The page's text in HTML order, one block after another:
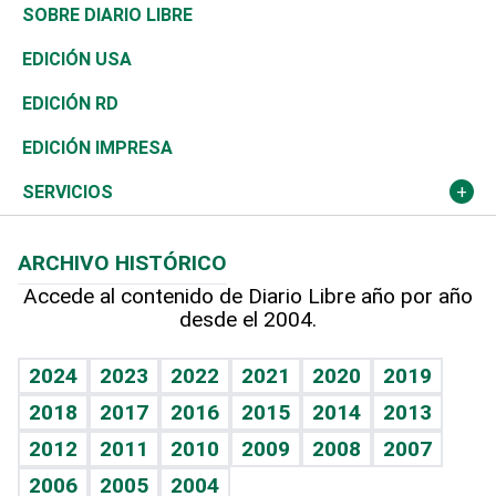
José Boquete
Reportajes
Asia
África
Ocenanía
Caribe
Resto del mundo
Consumo
Vivienda
Telecom.
Global y variable
Economía personal
Belleza
Buena Vida
Sociales
Novedades
Podcast Arte Libre
Hablando con el pediatra
Vida y familia
Eñe
Celebrando la vida
Golf
Ciclismo
Tenis
Olimpismo
Más deportes
Línea de hit
TBT Deportivo
De buena tinta
En Directo
Frente al Statu Quo
El Espía
Noticiero Poteleche
Lecturas
Clima
Tecnología
Historia
Martes de tecnología
Cambio climático
Mundo
Economía
Revista
Deportes
Opinión
Hecho en casa
Guía del dinero
SOBRE DIARIO LIBRE
EDICIÓN USA
EDICIÓN RD
EDICIÓN IMPRESA
SERVICIOS
Cumpleaños
Horóscopos
Juegos
ARCHIVO HISTÓRICO
Accede al contenido de Diario Libre año por año
desde el 2004.
2024 2023 2022 2021 2020
2019
2018
2017 2016 2015 2014
2013
2012
2011 2010 2009 2008
2007
2006
2005 2004